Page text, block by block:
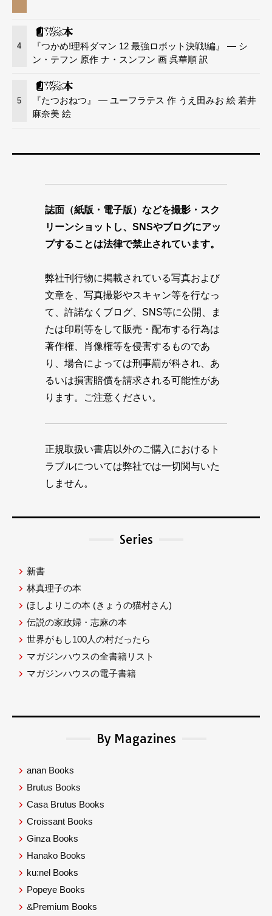
4
『つかめ!理科ダマン 12 最強ロボット決戦!編』 — シ
ン・テフン 原作 ナ・スンフン 画 呉華順 訳
5
『たつおねつ』 — ユーフラテス 作 うえ田みお 絵 若井
麻奈美 絵
誌面（紙版・電子版）などを撮影・スク
リーンショットし、SNSやブログにアッ
プすることは法律で禁止されています。
弊社刊行物に掲載されている写真および
文章を、写真撮影やスキャン等を行なっ
て、許諾なくブログ、SNS等に公開、ま
たは印刷等をして販売・配布する行為は
著作権、肖像権等を侵害するものであ
り、場合によっては刑事罰が科され、あ
るいは損害賠償を請求される可能性があ
ります。ご注意ください。
正規取扱い書店以外のご購入におけるト
ラブルについては弊社では一切関与いた
しません。
Series
新書
林真理子の本
ほしよりこの本 (きょうの猫村さん)
伝説の家政婦・志麻の本
世界がもし100人の村だったら
マガジンハウスの全書籍リスト
マガジンハウスの電子書籍
By Magazines
anan Books
Brutus Books
Casa Brutus Books
Croissant Books
Ginza Books
Hanako Books
ku:nel Books
Popeye Books
&Premium Books